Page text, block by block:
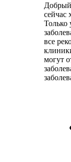
сейчас
Только
все
могут